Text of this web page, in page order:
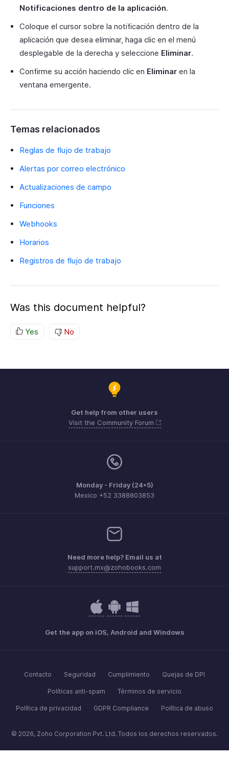
Notificaciones dentro de la aplicación.
Coloque el cursor sobre la notificación dentro de la
aplicación que desea eliminar, haga clic en el menú
desplegable de la derecha y seleccione Eliminar.
Confirme su acción haciendo clic en Eliminar en la
ventana emergente.
Temas relacionados
Reglas de flujo de trabajo
Alertas por correo electrónico
Actualizaciones de campo
Funciones
Webhooks
Horarios
Registros de flujo de trabajo
Was this document helpful?
Yes No
Get help from other users
Visit the Community Forum
Monday - Friday (24*5)
Mexico +52 3388803853
Need more help? Email us at
support.mx@zohobooks.com
Get the app on iOS, Android and Windows
Contacto Seguridad Cumplimiento Quejas de DPI
Políticas anti-spam Términos de servicio
Política de privacidad GDPR Compliance Política de abuso
© 2026, Zoho Corporation Pvt. Ltd. Todos los derechos reservados.